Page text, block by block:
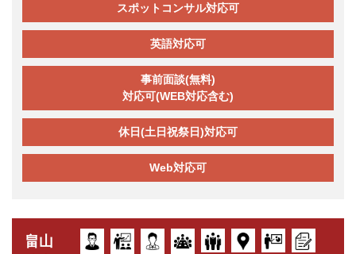
スポットコンサル対応可
英語対応可
事前面談(無料)
対応可(WEB対応含む)
休日(土日祝祭日)対応可
Web対応可
畠山